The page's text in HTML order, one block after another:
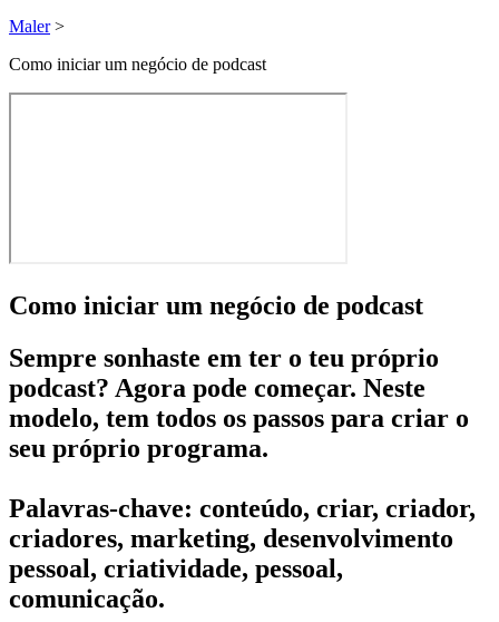
Maler >
Como iniciar um negócio de podcast
Como iniciar um negócio de podcast
Sempre sonhaste em ter o teu próprio
podcast? Agora pode começar. Neste
modelo, tem todos os passos para criar o
seu próprio programa.
Palavras-chave: conteúdo, criar, criador,
criadores, marketing, desenvolvimento
pessoal, criatividade, pessoal,
comunicação.